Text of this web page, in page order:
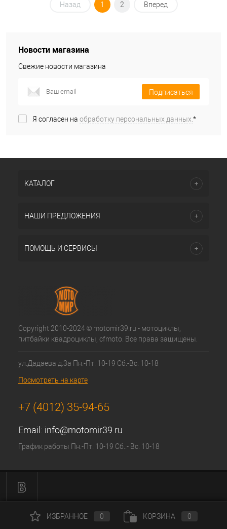
Назад 1 2 Вперед
Новости магазина
Свежие новости магазина
Подписаться
Я согласен на обработку персональных данных.*
КАТАЛОГ
НАШИ ПРЕДЛОЖЕНИЯ
ПОМОЩЬ И СЕРВИСЫ
Copyright 2010-2024 © motomir39.ru - мотоциклы,
питбайки квадроциклы, cfmoto. Все права защищены.
ул.Дадаева д.3а Пн.-Пт. 10-19 Сб.-Вс. 10-18
Посмотреть на карте
+7 (4012) 35-94-65
Email: info@motomir39.ru
График работы Пн.-Пт. 10-19 Сб..- Вс. 10-18
ИЗБРАННОЕ 0 КОРЗИНА 0